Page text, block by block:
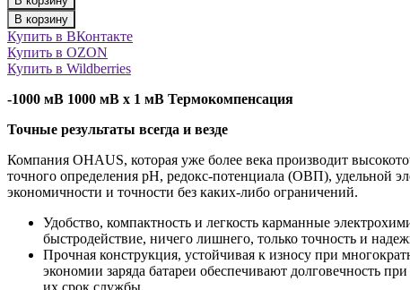
В корзину
Купить в ВКонтакте
Купить в OZON
Купить в Wildberries
-1000 мВ 1000 мВ х 1 мВ Термокомпенсация
Точные результаты всегда и везде
Компания OHAUS, которая уже более века производит
точного определения pH, редокс-потенциала (ОВП), удельной
экономичности и точности без каких-либо ограничений.
Удобство, компактность и легкость карманные
быстродействие, ничего лишнего, только точность и
Прочная конструкция, устойчивая к износу при
экономии заряда батареи обеспечивают долговечность